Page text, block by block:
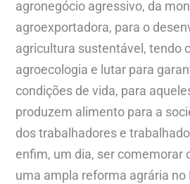
agronegócio agressivo, da
agroexportadora, para o
agricultura sustentável, tendo
agroecologia e lutar para
condições de vida, para
produzem alimento para a
dos trabalhadores e
enfim, um dia, ser comemorar
uma ampla reforma agrária no